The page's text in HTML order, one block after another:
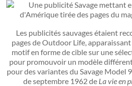
Les publicités sauvages étaient
pages de Outdoor Life,
motif en forme de cible sur une
pour promouvoir un modèle
pour des variantes du Savage Model
de septembre 1962 de La vie en